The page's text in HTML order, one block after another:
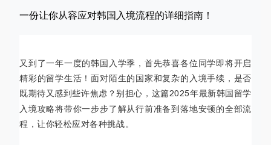
一份让你从容应对韩国入境流程的详细指南！
又到了一年一度的韩国入学季，首先恭喜各位同学即将开启
精彩的留学生活！面对陌生的国家和复杂的入境手续，是否
既期待又感到些许焦虑？别担心，这篇2025年最新韩国留学
入境攻略将带你一步步了解从行前准备到落地安顿的全部流
程，让你轻松应对各种挑战。